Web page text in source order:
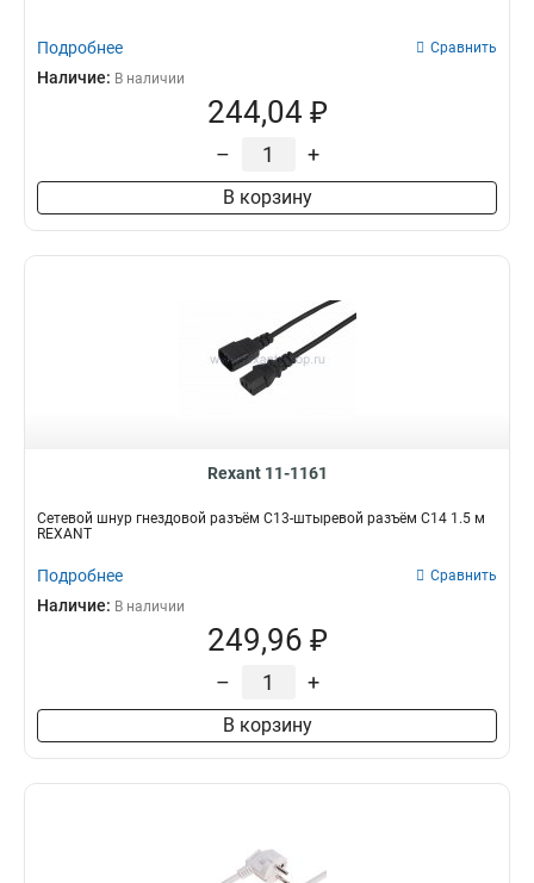
Подробнее Сравнить
Наличие: В наличии
244,04 ₽
– +
В корзину
Rexant 11-1161
Сетевой шнур гнездовой разъём C13-штыревой разъём C14 1.5 м
REXANT
Подробнее Сравнить
Наличие: В наличии
249,96 ₽
– +
В корзину